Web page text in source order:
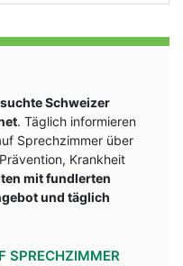
Schweizer
. Täglich informieren
Sprechzimmer über
Krankheit
mit fundlerten
und täglich
SPRECHZIMMER